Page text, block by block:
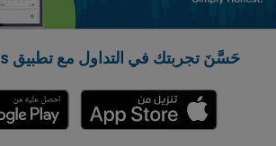
حَسَّنَ تجربتك في التداول مع تطبيق easyMarkets